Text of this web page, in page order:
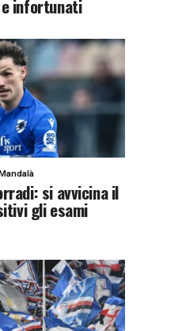
infortunati
si avvicina il
gli esami